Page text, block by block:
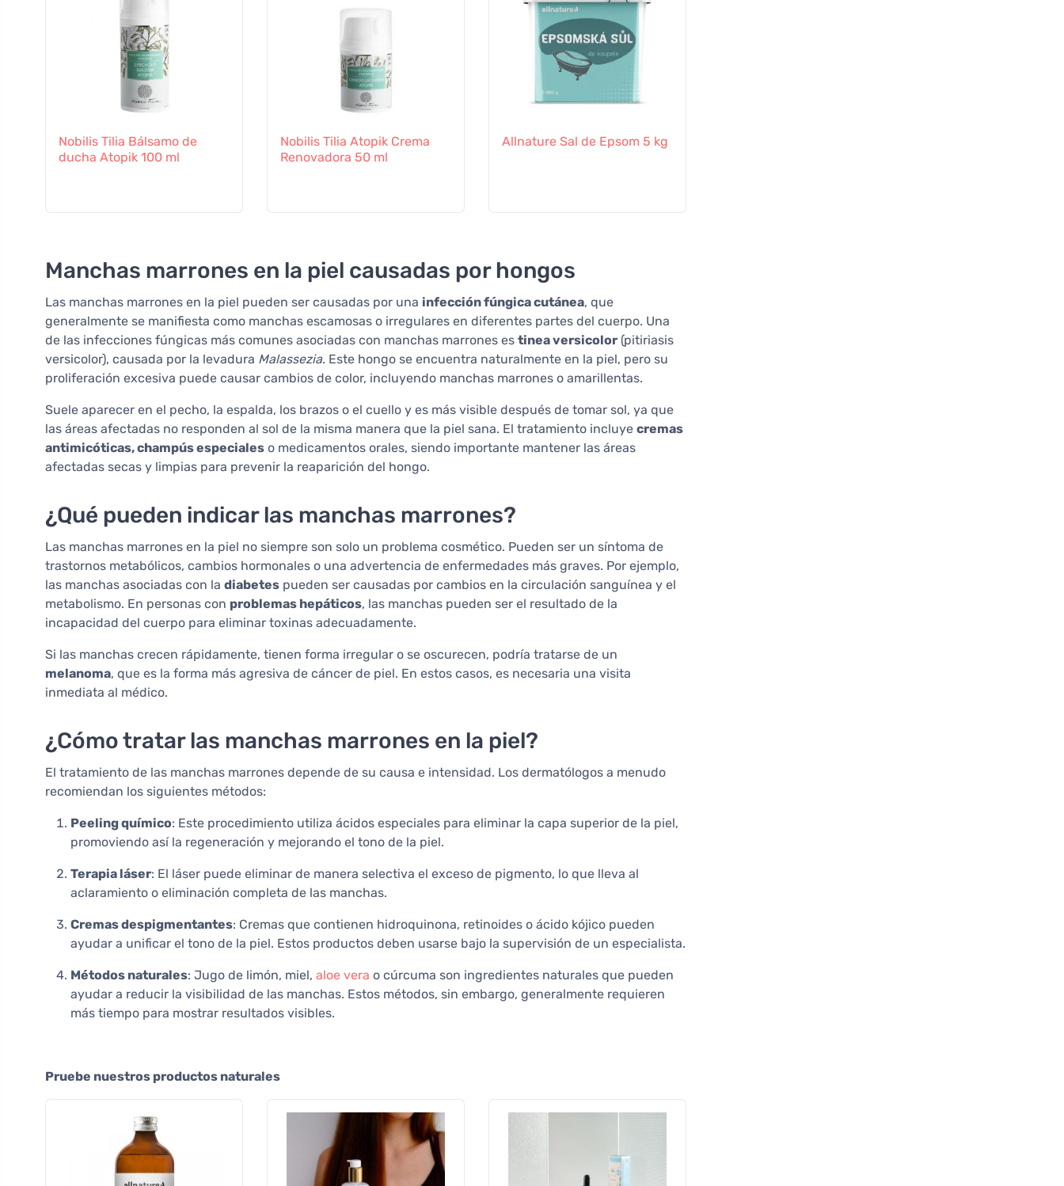
Nobilis Tilia Bálsamo de
ducha Atopik 100 ml
Nobilis Tilia Atopik Crema
Renovadora 50 ml
Allnature Sal de Epsom 5 kg
Manchas marrones en la piel causadas por hongos
Las manchas marrones en la piel pueden ser causadas por una infección fúngica cutánea, que
generalmente se manifiesta como manchas escamosas o irregulares en diferentes partes del cuerpo. Una
de las infecciones fúngicas más comunes asociadas con manchas marrones es tinea versicolor (pitiriasis
versicolor), causada por la levadura Malassezia. Este hongo se encuentra naturalmente en la piel, pero su
proliferación excesiva puede causar cambios de color, incluyendo manchas marrones o amarillentas.
Suele aparecer en el pecho, la espalda, los brazos o el cuello y es más visible después de tomar sol, ya que
las áreas afectadas no responden al sol de la misma manera que la piel sana. El tratamiento incluye cremas
antimicóticas, champús especiales o medicamentos orales, siendo importante mantener las áreas
afectadas secas y limpias para prevenir la reaparición del hongo.
¿Qué pueden indicar las manchas marrones?
Las manchas marrones en la piel no siempre son solo un problema cosmético. Pueden ser un síntoma de
trastornos metabólicos, cambios hormonales o una advertencia de enfermedades más graves. Por ejemplo,
las manchas asociadas con la diabetes pueden ser causadas por cambios en la circulación sanguínea y el
metabolismo. En personas con problemas hepáticos, las manchas pueden ser el resultado de la
incapacidad del cuerpo para eliminar toxinas adecuadamente.
Si las manchas crecen rápidamente, tienen forma irregular o se oscurecen, podría tratarse de un
melanoma, que es la forma más agresiva de cáncer de piel. En estos casos, es necesaria una visita
inmediata al médico.
¿Cómo tratar las manchas marrones en la piel?
El tratamiento de las manchas marrones depende de su causa e intensidad. Los dermatólogos a menudo
recomiendan los siguientes métodos:
Peeling químico: Este procedimiento utiliza ácidos especiales para eliminar la capa superior de la piel,
promoviendo así la regeneración y mejorando el tono de la piel.
Terapia láser: El láser puede eliminar de manera selectiva el exceso de pigmento, lo que lleva al
aclaramiento o eliminación completa de las manchas.
Cremas despigmentantes: Cremas que contienen hidroquinona, retinoides o ácido kójico pueden
ayudar a unificar el tono de la piel. Estos productos deben usarse bajo la supervisión de un especialista.
Métodos naturales: Jugo de limón, miel, aloe vera o cúrcuma son ingredientes naturales que pueden
ayudar a reducir la visibilidad de las manchas. Estos métodos, sin embargo, generalmente requieren
más tiempo para mostrar resultados visibles.
Pruebe nuestros productos naturales